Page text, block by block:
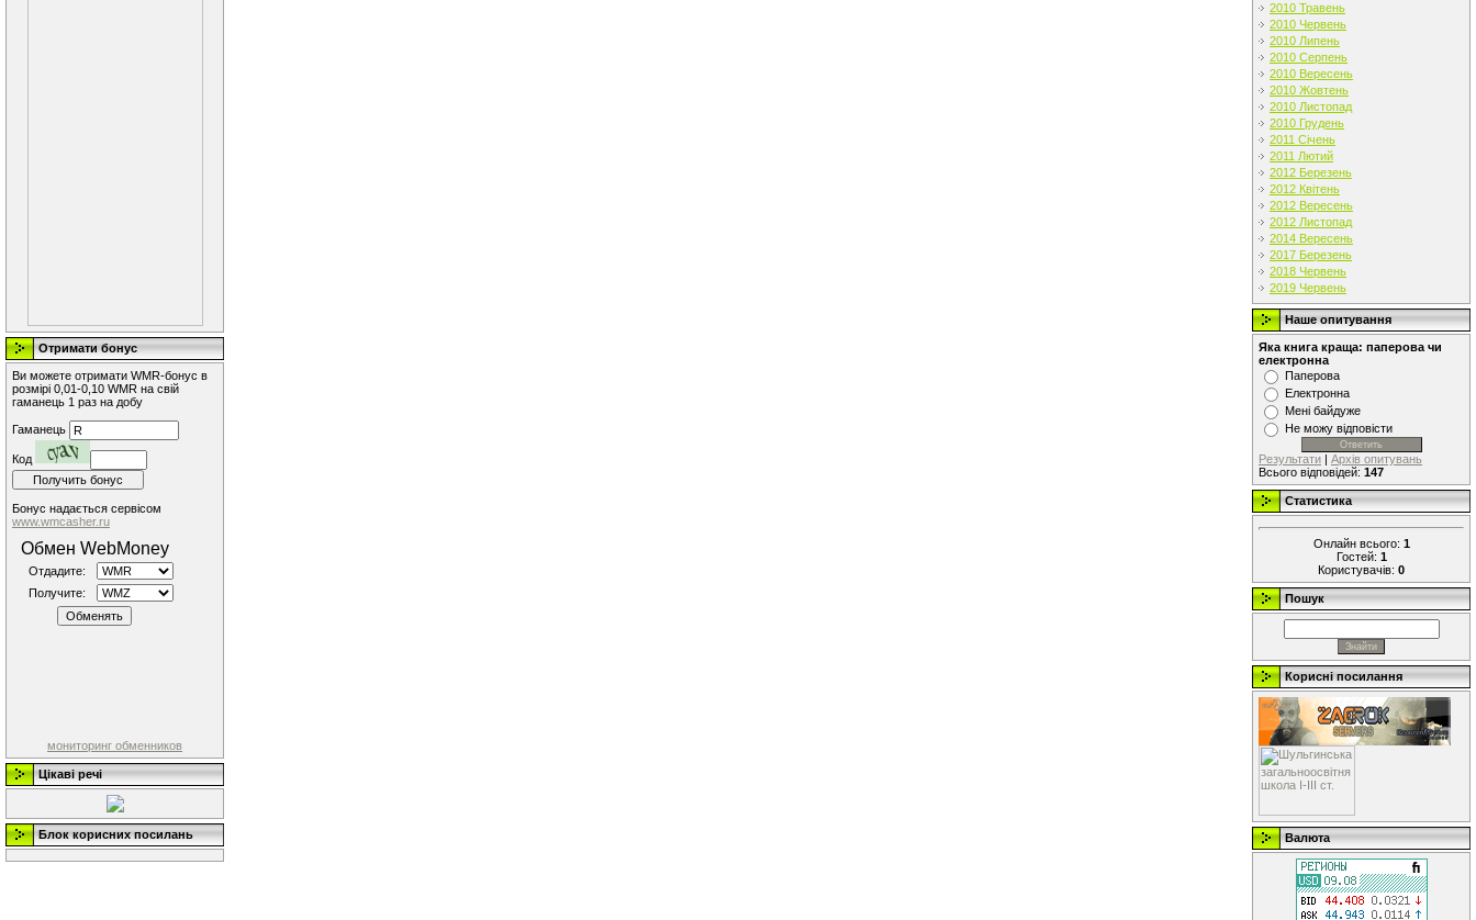
Отримати бонус
Ви можете отримати WMR-бонус в
розмірі 0,01-0,10 WMR на свій
гаманець 1 раз на добу
Гаманець
Код
Бонус надається сервісом
www.wmcasher.ru
Обмен WebMoney
Отдадите:
Получите:
мониторинг обменников
Цікаві речі
Блок корисних посилань
2010 Травень
2010 Червень
2010 Липень
2010 Серпень
2010 Вересень
2010 Жовтень
2010 Листопад
2010 Грудень
2011 Січень
2011 Лютий
2012 Березень
2012 Квітень
2012 Вересень
2012 Листопад
2014 Вересень
2017 Березень
2018 Червень
2019 Червень
Наше опитування
Яка книга краща: паперова чи
електронна
Паперова
Електронна
Мені байдуже
Не можу відповісти
Результати | Архів опитувань
Всього відповідей: 147
Статистика
Онлайн всього: 1
Гостей: 1
Користувачів: 0
Пошук
Корисні посилання
Валюта